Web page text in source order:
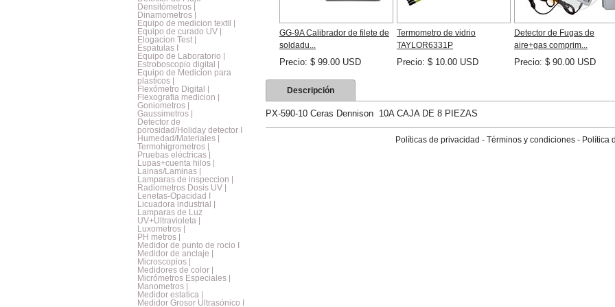
Densitómetros |
Dinamometros |
Equipo de medicion textil |
Equipo de curado UV |
Elogacion Test |
Espatulas I
Equipo de Laboratorio |
Estroboscopio digital |
Equipo de Medicion para
plasticos |
Flexómetro Digital |
Flexografia medicion |
Goniometros |
Gaussimetros |
Detector de
porosidad/Holiday detector I
Humedad/Materiales |
Termohigrometros |
Pruebas eléctricas |
Lupas+cuenta hilos |
Lainas/Laminas |
Lamparas de inspeccion |
Radiometros Dosis UV |
Lenetas-Opacidad I
Licuadora industrial |
Lamparas de Luz
UV+Ultravioleta |
Luxometros |
PH metros |
Medidor de punto de rocio I
Medidor de anclaje |
Microscopios |
Medidores de color |
Micrómetros Especiales |
Manometros |
Medidor estatica |
Medidor Grosor Ultrasónico I
GG-9A Calibrador de filete de
soldadu...
Precio: $ 99.00 USD
Termometro de vidrio
TAYLOR6331P
Precio: $ 10.00 USD
Detector de Fugas de
aire+gas comprim...
Precio: $ 90.00 USD
Descripción
PX-590-10 Ceras Dennison 10A CAJA DE 8 PIEZAS
Políticas de privacidad - Términos y condiciones - Política